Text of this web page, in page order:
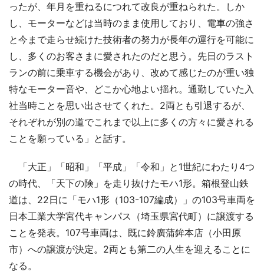
ったが、年月を重ねるにつれて改良が重ねられた。しか
し、モーターなどは当時のまま使用しており、電車の強さ
と今まで走らせ続けた技術者の努力が長年の運行を可能に
し、多くのお客さまに愛されたのだと思う。先日のラスト
ランの前に乗車する機会があり、改めて感じたのが重い独
特なモーター音や、どこか心地よい揺れ。通勤していた入
社当時ことを思い出させてくれた。2両とも引退するが、
それぞれが別の道でこれまで以上に多くの方々に愛される
ことを願っている」と話す。
「大正」「昭和」「平成」「令和」と1世紀にわたり4つ
の時代、「天下の険」を走り抜けたモハ1形。箱根登山鉄
道は、22日に「モハ1形（103-107編成）」の103号車両を
日本工業大学宮代キャンパス（埼玉県宮代町）に譲渡する
ことを発表。107号車両は、既に鈴廣蒲鉾本店（小田原
市）への譲渡が決定。2両とも第二の人生を迎えることに
なる。